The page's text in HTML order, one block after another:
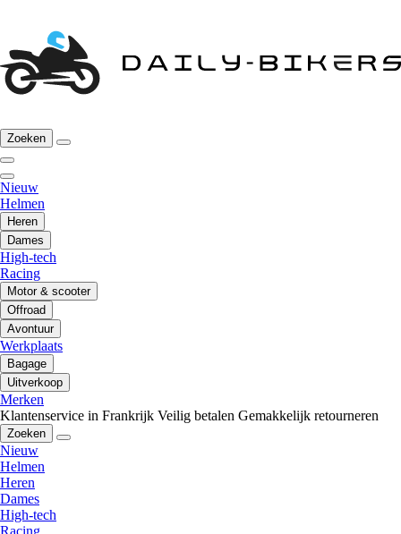
Zoeken
Nieuw
Helmen
Heren
Dames
High-tech
Racing
Motor & scooter
Offroad
Avontuur
Werkplaats
Bagage
Uitverkoop
Merken
Klantenservice in Frankrijk Veilig betalen Gemakkelijk retourneren
Zoeken
Nieuw
Helmen
Heren
Dames
High-tech
Racing